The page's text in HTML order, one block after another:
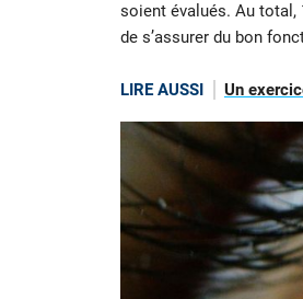
soient évalués. Au total,
de s’assurer du bon
LIRE AUSSI Un